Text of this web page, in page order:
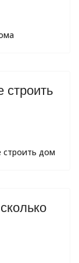
строить
строить дом